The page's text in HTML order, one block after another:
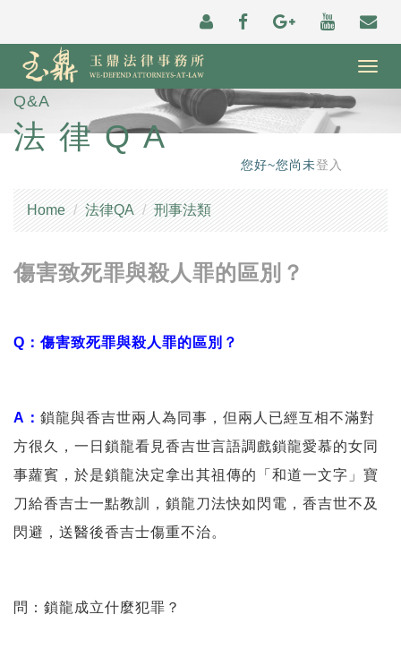
Q&A
法律QA
您好~您尚未登入
Home 法律QA 刑事法類
傷害致死罪與殺人罪的區別？
Q：傷害致死罪與殺人罪的區別？
A： 鎖龍與香吉世兩人為同事，但兩人已經互相不滿對
方很久，一日鎖龍看見香吉世言語調戲鎖龍愛慕的女同
事蘿賓，於是鎖龍決定拿出其祖傳的「和道一文字」寶
刀給香吉士一點教訓，鎖龍刀法快如閃電，香吉世不及
閃避，送醫後香吉士傷重不治。
問：鎖龍成立什麼犯罪？